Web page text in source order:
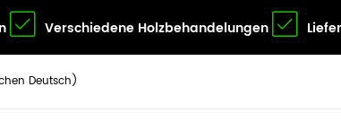
Verschiedene Holzbehandelungen
Deutsch)